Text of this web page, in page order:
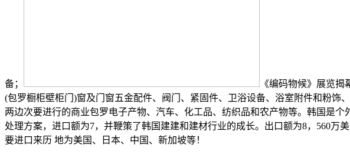
备；
《编码物候》展览
(包罗橱柜壁柜门)窗及门窗五金配件、阀门、紧固件、卫浴设备、浴室附件和粉饰
两边次要进行的商业包罗电子产物、汽车、化工品、纺织品和农产物等。韩国是
处理方案，进口额为7，并鞭策了韩国建建和建材行业的成长。出口额为8，560
要进口来历 地为美国、日本、中国、新加坡等！